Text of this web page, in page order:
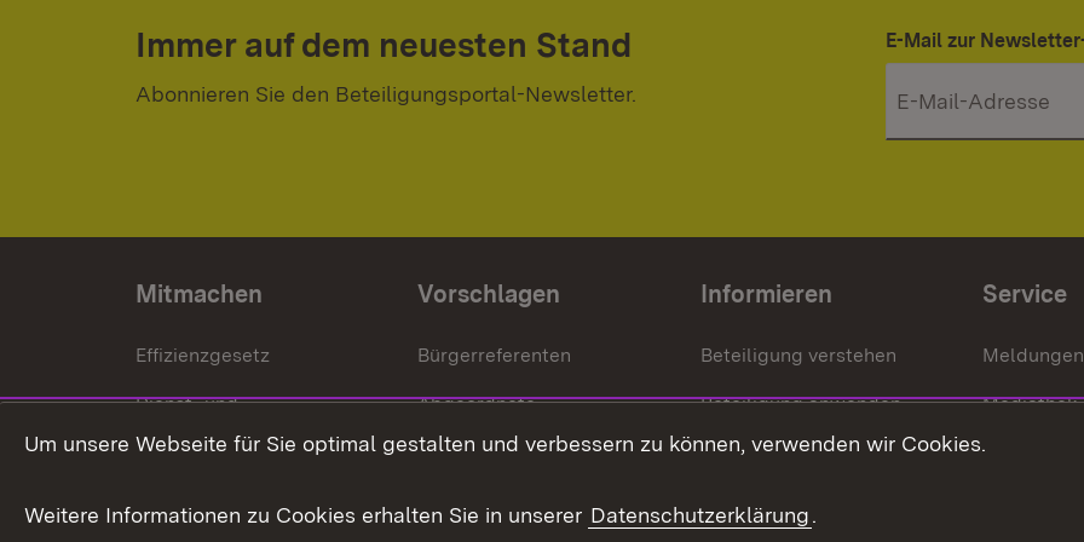
Immer auf dem neuesten Stand
Abonnieren Sie den Beteiligungsportal-Newsletter.
E-Mail zur
Mitmachen
Effizienzgesetz
Dienst- und
Versorgungsbezüge
Weitere
Vorschlagen
Bürgerreferenten
Abgeordnete
Bürgerbeauftragte
Informieren
Beteiligung verstehen
Beteiligung anwenden
Beteiligung stärken
Service
Meldungen
Mediathek
Um unsere Webseite für Sie optimal gestalten und verbessern zu können, verwenden wir Cookies.
Weitere Informationen zu Cookies erhalten Sie in unserer Datenschutzerklärung.